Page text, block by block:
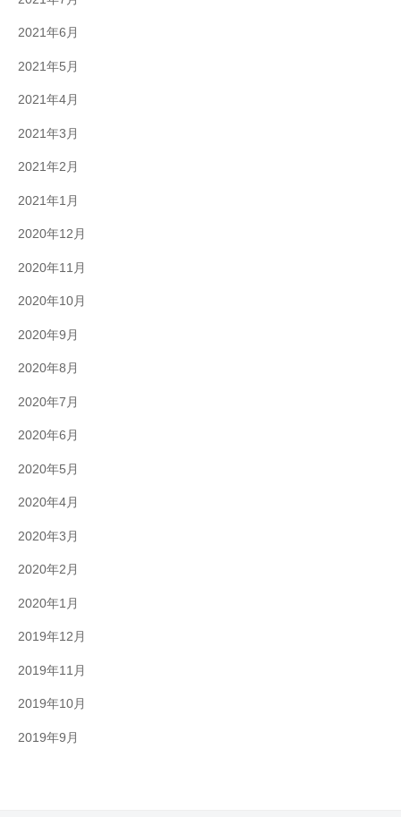
2021年6月
2021年5月
2021年4月
2021年3月
2021年2月
2021年1月
2020年12月
2020年11月
2020年10月
2020年9月
2020年8月
2020年7月
2020年6月
2020年5月
2020年4月
2020年3月
2020年2月
2020年1月
2019年12月
2019年11月
2019年10月
2019年9月